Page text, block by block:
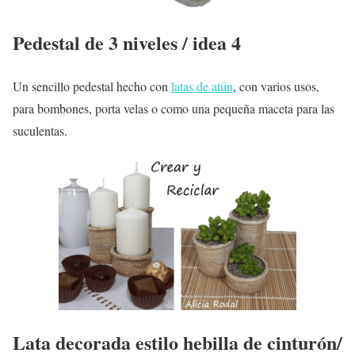
Pedestal de 3 niveles / idea 4
Un sencillo pedestal hecho con latas de atún, con varios usos,
para bombones, porta velas o como una pequeña maceta para las
suculentas.
Lata decorada estilo hebilla de cinturón/